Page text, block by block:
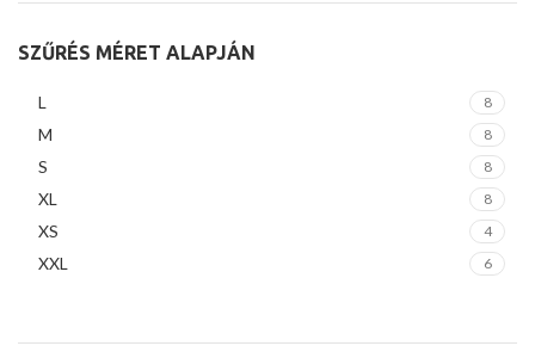
SZŰRÉS MÉRET ALAPJÁN
L 8
M 8
S 8
XL 8
XS 4
XXL 6